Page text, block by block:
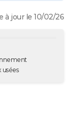
à jour le 10/02/26
usées